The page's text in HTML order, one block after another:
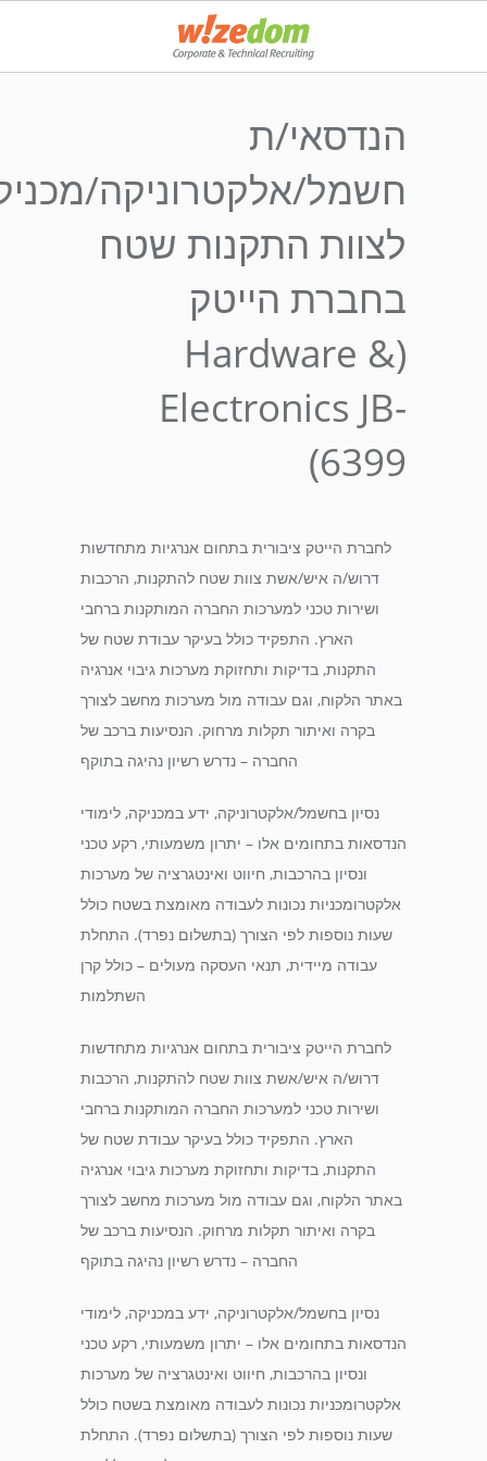
הנדסאי/ת
חשמל/אלקטרוניקה/
לצוות התקנות שטח
בחברת הייטק
(Hardware &
Electronics JB-
6399)
לחברת הייטק ציבורית בתחום אנרגיות מתחדשות
דרוש/ה איש/אשת צוות שטח להתקנות, הרכבות
ושירות טכני למערכות החברה המותקנות ברחבי
הארץ. התפקיד כולל בעיקר עבודת שטח של
התקנות, בדיקות ותחזוקת מערכות גיבוי אנרגיה
באתר הלקוח, וגם עבודה מול מערכות מחשב לצורך
בקרה ואיתור תקלות מרחוק. הנסיעות ברכב של
החברה – נדרש רשיון נהיגה בתוקף
נסיון בחשמל/אלקטרוניקה, ידע במכניקה, לימודי
הנדסאות בתחומים אלו – יתרון משמעותי, רקע טכני
ונסיון בהרכבות, חיווט ואינטגרציה של מערכות
אלקטרומכניות נכונות לעבודה מאומצת בשטח כולל
שעות נוספות לפי הצורך (בתשלום נפרד). התחלת
עבודה מיידית, תנאי העסקה מעולים – כולל קרן
השתלמות
לחברת הייטק ציבורית בתחום אנרגיות מתחדשות
דרוש/ה איש/אשת צוות שטח להתקנות, הרכבות
ושירות טכני למערכות החברה המותקנות ברחבי
הארץ. התפקיד כולל בעיקר עבודת שטח של
התקנות, בדיקות ותחזוקת מערכות גיבוי אנרגיה
באתר הלקוח, וגם עבודה מול מערכות מחשב לצורך
בקרה ואיתור תקלות מרחוק. הנסיעות ברכב של
החברה – נדרש רשיון נהיגה בתוקף
נסיון בחשמל/אלקטרוניקה, ידע במכניקה, לימודי
הנדסאות בתחומים אלו – יתרון משמעותי, רקע טכני
ונסיון בהרכבות, חיווט ואינטגרציה של מערכות
אלקטרומכניות נכונות לעבודה מאומצת בשטח כולל
שעות נוספות לפי הצורך (בתשלום נפרד). התחלת